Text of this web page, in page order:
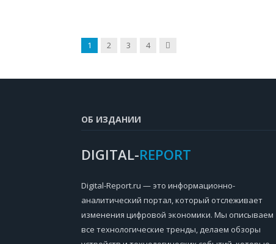
1 2 3 4 Next
ОБ ИЗДАНИИ
DIGITAL-REPORT
Digital-Report.ru — это информационно-
аналитический портал, который отслеживает
изменения цифровой экономики. Мы описываем
все технологические тренды, делаем обзоры